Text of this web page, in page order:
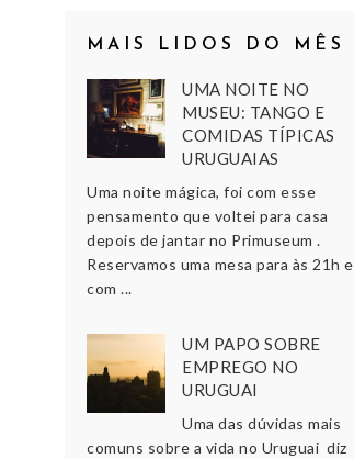
MAIS LIDOS DO MÊS
UMA NOITE NO
MUSEU: TANGO E
COMIDAS TÍPICAS
URUGUAIAS
Uma noite mágica, foi com esse
pensamento que voltei para casa
depois de jantar no Primuseum .
Reservamos uma mesa para às 21h e
com ...
UM PAPO SOBRE
EMPREGO NO
URUGUAI
Uma das dúvidas mais
comuns sobre a vida no Uruguai diz